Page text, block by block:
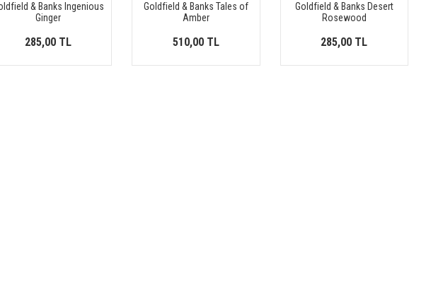
& Banks Ingenious
Ginger
285,00 TL
Goldfield & Banks Tales of
Amber
510,00 TL
Goldfield & Banks Desert
Rosewood
285,00 TL